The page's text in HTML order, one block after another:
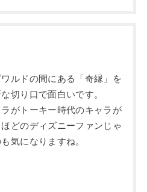
ルドの間にある「奇縁」を
切り口で面白いです。
がトーキー時代のキャラが
どのディズニーファンじゃ
気になりますね。